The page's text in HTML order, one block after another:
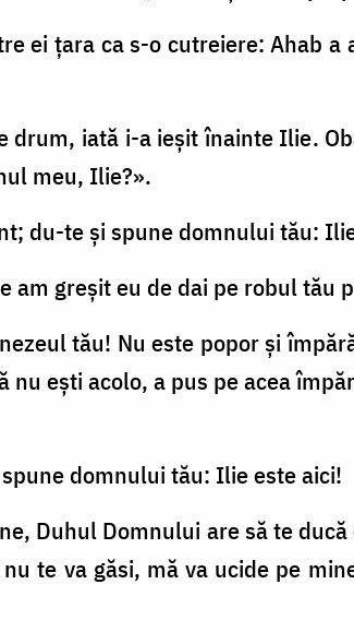
ei ţara ca s-o cutreiere: Ahab
drum, iată i-a ieşit înainte Ilie.
meu, Ilie?».
du-te şi spune domnului tău:
am greşit eu de dai pe robul tău
tău! Nu este popor şi
nu eşti acolo, a pus pe acea
domnului tău: Ilie este aici!
Duhul Domnului are să te
te va găsi, mă va ucide pe